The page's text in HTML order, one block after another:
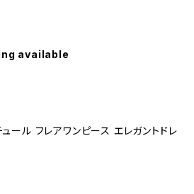
available
ュール フレアワンピース エレガントドレ